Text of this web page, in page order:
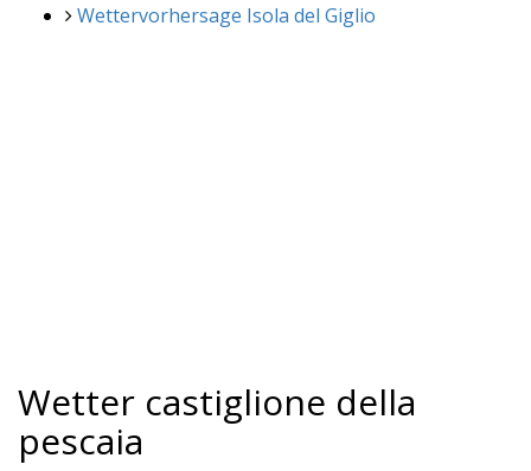
Wettervorhersage Isola del Giglio
Wetter castiglione della
pescaia